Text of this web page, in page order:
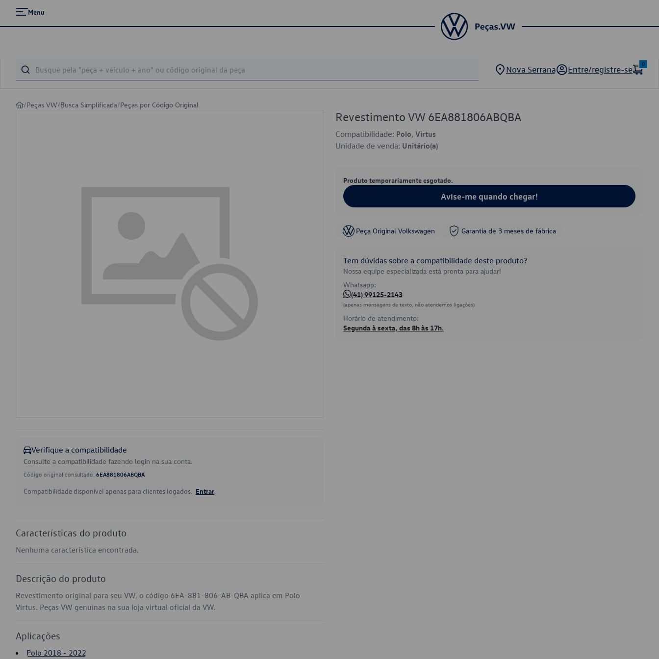
Menu
Nova Serrana Entre/registre-se
0
/Peças VW/Busca Simplificada/Peças por Código Original
Verifique a compatibilidade
Consulte a compatibilidade fazendo login na sua conta.
Código original consultado: 6EA881806ABQBA
Compatibilidade disponível apenas para clientes logados. Entrar
Características do produto
Nenhuma característica encontrada.
Descrição do produto
Revestimento original para seu VW, o código 6EA-881-806-AB-QBA aplica em Polo
Virtus. Peças VW genuínas na sua loja virtual oficial da VW.
Aplicações
Polo 2018 - 2022
Revestimento VW 6EA881806ABQBA
Compatibilidade: Polo, Virtus
Unidade de venda: Unitário(a)
Produto temporariamente esgotado.
Avise-me quando chegar!
Peça Original Volkswagen Garantia de 3 meses de fábrica
Tem dúvidas sobre a compatibilidade deste produto?
Nossa equipe especializada está pronta para ajudar!
Whatsapp:
(41) 99125-2143
(apenas mensagens de texto, não atendemos ligações)
Horário de atendimento:
Segunda à sexta, das 8h às 17h.